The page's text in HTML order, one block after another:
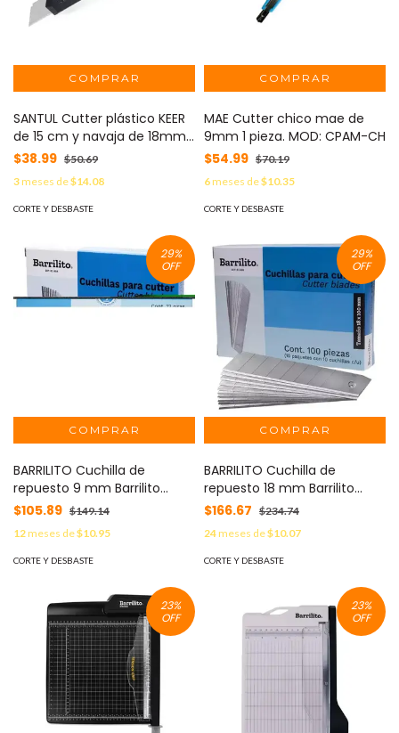
SANTUL Cutter plástico KEER
de 15 cm y navaja de 18mm
MOD: 5897
$38.99 $50.69
3meses de$14.08
CORTE Y DESBASTE
MAE Cutter chico mae de
9mm 1 pieza. MOD: CPAM-CH
$54.99 $70.19
6meses de$10.35
CORTE Y DESBASTE
29%
OFF
BARRILITO Cuchilla de
repuesto 9 mm Barrilito
cuchilla de repuesto para
cutter MOD: 1403.
$105.89 $149.14
12meses de$10.95
CORTE Y DESBASTE
29%
OFF
BARRILITO Cuchilla de
repuesto 18 mm Barrilito
cuchilla de repuesto para
cutter MOD: 1404.
$166.67 $234.74
24meses de$10.07
CORTE Y DESBASTE
23%
OFF
23%
OFF